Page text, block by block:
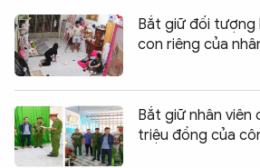
Bắt giữ đối tượng
con riêng của
Bắt giữ nhân viên
triệu đồng của